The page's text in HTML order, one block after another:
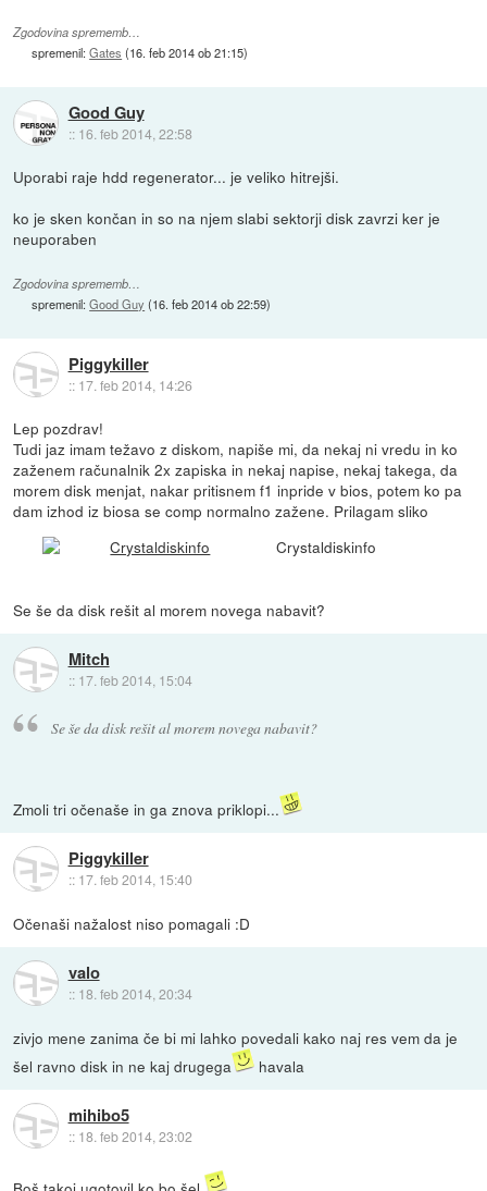
Zgodovina sprememb…
spremenil:Gates (16. feb 2014 ob 21:15)
Good Guy
:: 16. feb 2014, 22:58
Uporabi raje hdd regenerator... je veliko hitrejši.
ko je sken končan in so na njem slabi sektorji disk zavrzi ker je
neuporaben
Zgodovina sprememb…
spremenil:Good Guy (16. feb 2014 ob 22:59)
Piggykiller
:: 17. feb 2014, 14:26
Lep pozdrav!
Tudi jaz imam težavo z diskom, napiše mi, da nekaj ni vredu in ko
zaženem računalnik 2x zapiska in nekaj napise, nekaj takega, da
morem disk menjat, nakar pritisnem f1 inpride v bios, potem ko pa
dam izhod iz biosa se comp normalno zažene. Prilagam sliko
Crystaldiskinfo
Se še da disk rešit al morem novega nabavit?
Mitch
:: 17. feb 2014, 15:04
Se še da disk rešit al morem novega nabavit?
Zmoli tri očenaše in ga znova priklopi...
Piggykiller
:: 17. feb 2014, 15:40
Očenaši nažalost niso pomagali :D
valo
:: 18. feb 2014, 20:34
zivjo mene zanima če bi mi lahko povedali kako naj res vem da je
šel ravno disk in ne kaj drugega
havala
mihibo5
:: 18. feb 2014, 23:02